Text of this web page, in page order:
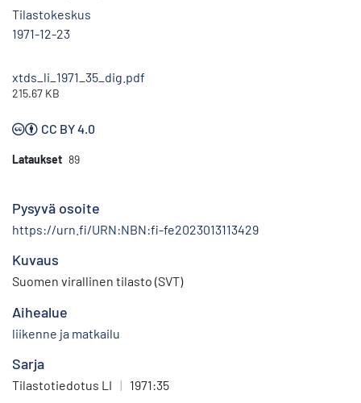
Tilastokeskus
1971-12-23
xtds_li_1971_35_dig.pdf
215.67 KB
CC BY 4.0
Lataukset 89
Pysyvä osoite
https://urn.fi/URN:NBN:fi-fe2023013113429
Kuvaus
Suomen virallinen tilasto (SVT)
Aihealue
liikenne ja matkailu
Sarja
Tilastotiedotus LI | 1971:35